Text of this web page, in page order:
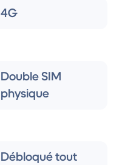
4G
Double SIM
physique
Débloqué tout